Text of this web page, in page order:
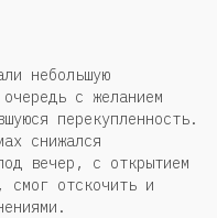
небольшую
с желанием
перекупленность.
снижался
вечер, с открытием
смог отскочить и